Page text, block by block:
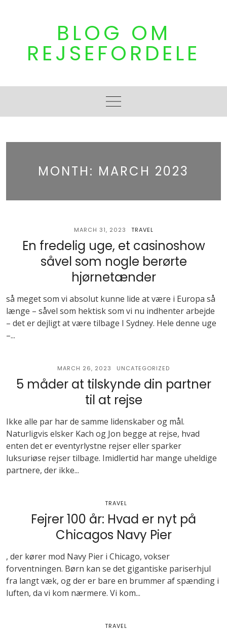
BLOG OM
REJSEFORDELE
MONTH: MARCH 2023
MARCH 31, 2023 TRAVEL
En fredelig uge, et casinoshow
såvel som nogle berørte
hjørnetænder
så meget som vi absolut kunne lide at være i Europa så
længe – såvel som hektisk som vi nu indhenter arbejde
– det er dejligt at være tilbage I Sydney. Hele denne uge
–...
MARCH 26, 2023 UNCATEGORIZED
5 måder at tilskynde din partner
til at rejse
Ikke alle par har de samme lidenskaber og mål.
Naturligvis elsker Kach og Jon begge at rejse, hvad
enten det er eventyrlystne rejser eller sparker
luksuriøse rejser tilbage. Imidlertid har mange uheldige
partnere, der ikke...
TRAVEL
Fejrer 100 år: Hvad er nyt på
Chicagos Navy Pier
, der kører mod Navy Pier i Chicago, vokser
forventningen. Børn kan se det gigantiske pariserhjul
fra langt væk, og der er bare en brummer af spænding i
luften, da vi kom nærmere. Vi kom...
TRAVEL